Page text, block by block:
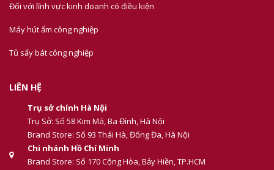
Đối với lĩnh vực kinh doanh có điều kiện
Máy hút ẩm công nghiệp
Tủ sấy bát công nghiệp
LIÊN HỆ
Trụ sở chính Hà Nội
Trụ Sở: Số 58 Kim Mã, Ba Đình, Hà Nội
Brand Store: Số 93 Thái Hà, Đống Đa, Hà Nội
Chi nhánh Hồ Chí Minh
Brand Store: Số 170 Cộng Hòa, Bảy Hiền, TP.HCM